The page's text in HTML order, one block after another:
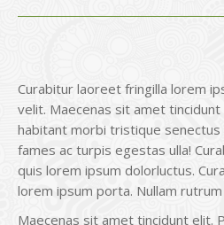
Curabitur laoreet fringilla lorem
velit. Maecenas sit amet
habitant morbi tristique
fames ac turpis egestas ulla!
quis lorem ipsum dolorluctus.
lorem ipsum porta. Nullam
Maecenas sit amet tincidunt elit.